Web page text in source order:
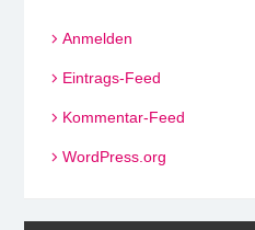
Anmelden
Eintrags-Feed
Kommentar-Feed
WordPress.org